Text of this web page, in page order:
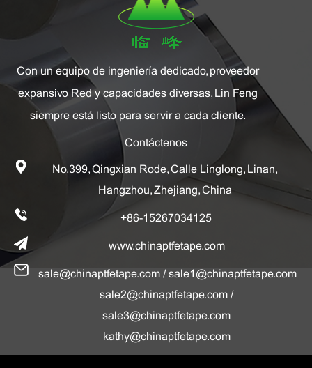
Con un equipo de ingeniería dedicado, proveedor
expansivo Red y capacidades diversas, Lin Feng
siempre está listo para servir a cada cliente.
Contáctenos
No.399, Qingxian Rode, Calle Linglong, Linan,
Hangzhou, Zhejiang, China
+86-15267034125
www.chinaptfetape.com
sale@chinaptfetape.com/ sale1@chinaptfetape.com
sale2@chinaptfetape.com /
sale3@chinaptfetape.com
kathy@chinaptfetape.com